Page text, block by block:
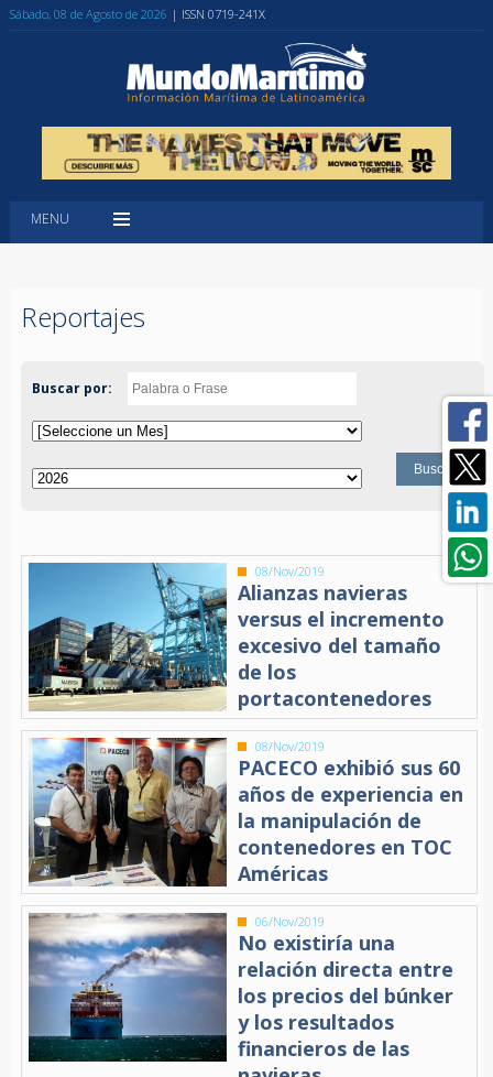
Sábado, 08 de Agosto de 2026 | ISSN 0719-241X
MENU
Reportajes
Buscar por:
08/Nov/2019
Alianzas navieras
versus el incremento
excesivo del tamaño
de los
portacontenedores
08/Nov/2019
PACECO exhibió sus 60
años de experiencia en
la manipulación de
contenedores en TOC
Américas
06/Nov/2019
No existiría una
relación directa entre
los precios del búnker
y los resultados
financieros de las